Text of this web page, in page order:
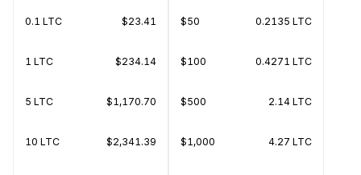
0.1 LTC $23.41
1 LTC $234.14
5 LTC $1,170.70
10 LTC $2,341.39
$50 0.2135 LTC
$100 0.4271 LTC
$500 2.14 LTC
$1,000 4.27 LTC